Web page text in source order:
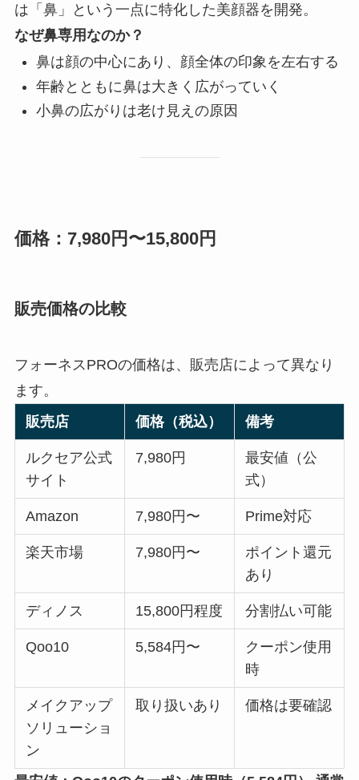
は「鼻」という一点に特化した美顔器を開発。
なぜ鼻専用なのか？
鼻は顔の中心にあり、顔全体の印象を左右する
年齢とともに鼻は大きく広がっていく
小鼻の広がりは老け見えの原因
価格：7,980円〜15,800円
販売価格の比較
フォーネスPROの価格は、販売店によって異なり
ます。
販売店
価格（税込） 備考
ルクセア公式
サイト
7,980円
最安値（公
式）
Amazon 7,980円〜 Prime対応
楽天市場 7,980円〜
ポイント還元
あり
ディノス 15,800円程度 分割払い可能
Qoo10 5,584円〜
クーポン使用
時
メイクアップ
ソリューショ
ン
取り扱いあり 価格は要確認